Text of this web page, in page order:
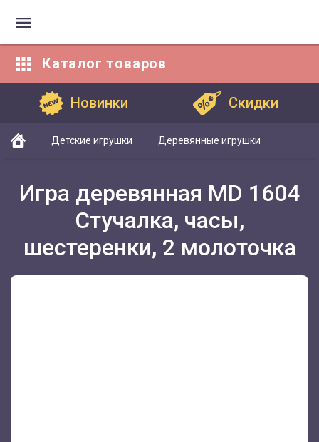
Каталог товаров
Новинки Скидки
Детские игрушки Деревянные игрушки
Игра деревянная MD 1604
Стучалка, часы,
шестеренки, 2 молоточка